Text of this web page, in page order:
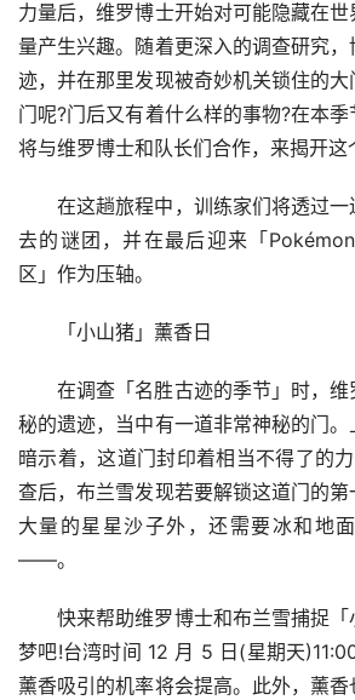
力量后，维罗博士开始对可能隐藏在
量产生兴趣。随着更深入的调查研究
迹，并在那里发现被奇妙机关锁住的
门呢?门后又有着什么样的事物?在本
将与维罗博士和队长们合作，来揭开这
在这趟旅程中，训练家们将透过
去的谜团，并在最后迎来「
区」作为压轴。
「小山猪」薰香日
在调查「名胜古迹的季节」时，
秘的遗迹，当中有一道非常神秘的门
暗示着，这道门封印着相当不得了的
查后，布兰雪发现若要解锁这道门的
大量的星星沙子外，还需要冰和地
——。
快来帮助维罗博士和布兰雪捕捉
梦吧!台湾时间 12 月 5 日(星期天
薰香吸引的机率将会提高。此外，薰